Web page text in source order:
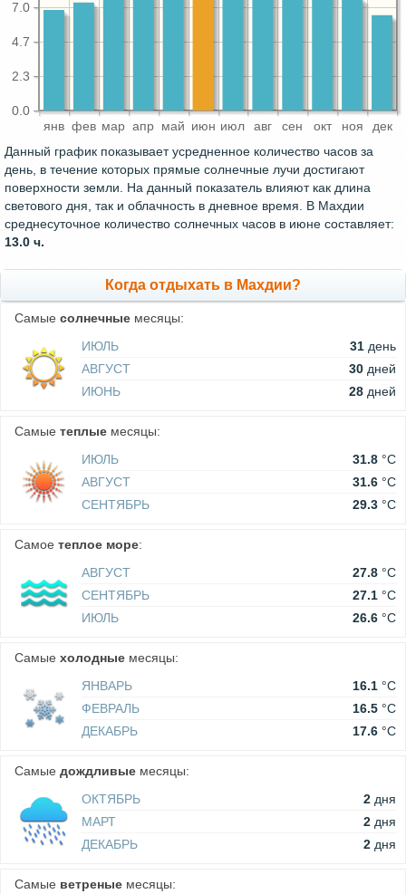
янв фев мар апр май июн июл авг сен окт ноя дек
0.0
2.3
4.7
7.0
Данный график показывает усредненное количество часов за
день, в течение которых прямые солнечные лучи достигают
поверхности земли. На данный показатель влияют как длина
светового дня, так и облачность в дневное время. В Махдии
среднесуточное количество солнечных часов в июне составляет:
13.0 ч.
Когда отдыхать в Махдии?
Самые солнечные месяцы:
ИЮЛЬ
31 день
АВГУСТ
30 дней
ИЮНЬ
28 дней
Самые теплые месяцы:
ИЮЛЬ
31.8 °C
АВГУСТ
31.6 °C
СЕНТЯБРЬ
29.3 °C
Самое теплое море:
АВГУСТ
27.8 °C
СЕНТЯБРЬ
27.1 °C
ИЮЛЬ
26.6 °C
Самые холодные месяцы:
ЯНВАРЬ
16.1 °C
ФЕВРАЛЬ
16.5 °C
ДЕКАБРЬ
17.6 °C
Самые дождливые месяцы:
ОКТЯБРЬ
2 дня
МАРТ
2 дня
ДЕКАБРЬ
2 дня
Самые ветреные месяцы: